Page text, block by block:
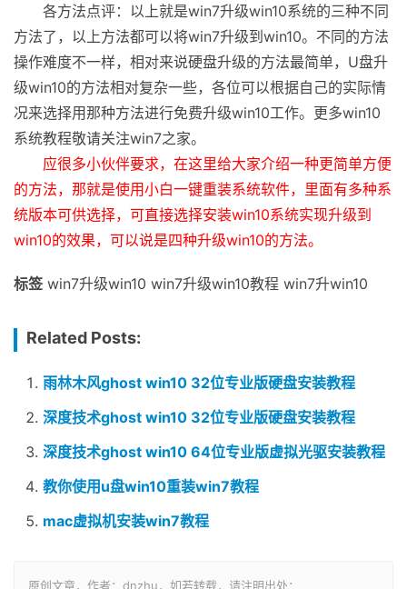
各方法点评：以上就是win7升级win10系统的三种不同
方法了，以上方法都可以将win7升级到win10。不同的方法
操作难度不一样，相对来说硬盘升级的方法最简单，U盘升
级win10的方法相对复杂一些，各位可以根据自己的实际情
况来选择用那种方法进行免费升级win10工作。更多win10
系统教程敬请关注win7之家。
应很多小伙伴要求，在这里给大家介绍一种更简单方便
的方法，那就是使用小白一键重装系统软件，里面有多种系
统版本可供选择，可直接选择安装win10系统实现升级到
win10的效果，可以说是四种升级win10的方法。
标签 win7升级win10 win7升级win10教程 win7升win10
Related Posts:
雨林木风ghost win10 32位专业版硬盘安装教程
深度技术ghost win10 32位专业版硬盘安装教程
深度技术ghost win10 64位专业版虚拟光驱安装教程
教你使用u盘win10重装win7教程
mac虚拟机安装win7教程
原创文章，作者：dnzhu，如若转载，请注明出处：